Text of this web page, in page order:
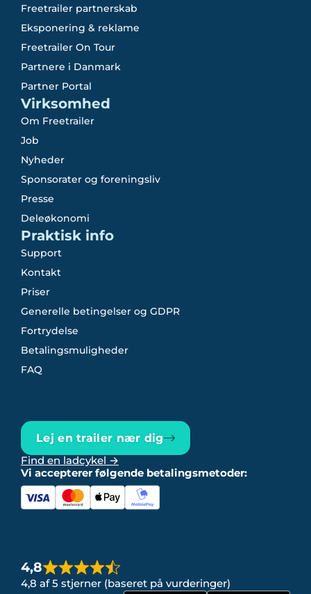
Freetrailer partnerskab
Eksponering & reklame
Freetrailer On Tour
Partnere i Danmark
Partner Portal
Virksomhed
Om Freetrailer
Job
Nyheder
Sponsorater og foreningsliv
Presse
Deleøkonomi
Praktisk info
Support
Kontakt
Priser
Generelle betingelser og GDPR
Fortrydelse
Betalingsmuligheder
FAQ
Lej en trailer nær dig
Find en ladcykel →
Vi accepterer følgende betalingsmetoder:
4,8
4,8 af 5 stjerner (baseret på vurderinger)